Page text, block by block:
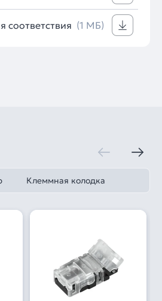
соответствия (1 МБ)
Клеммная колодка